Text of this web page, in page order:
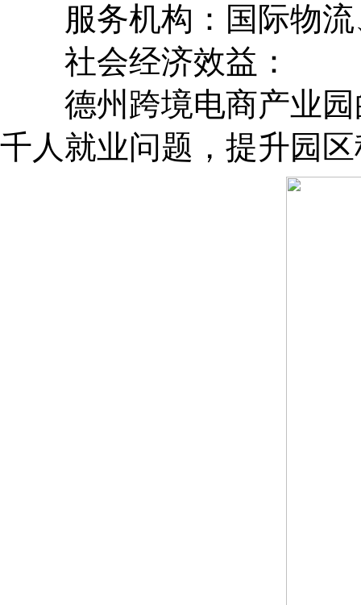
服务机构：国际物流
社会经济效益：
德州跨境电商产业园
千人就业问题，提升园